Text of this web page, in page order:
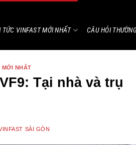
TỨC VINFAST MỚI NHẤT CÂU HỎI
MỚI NHẤT
Tại nhà và trụ
SÀI GÒN